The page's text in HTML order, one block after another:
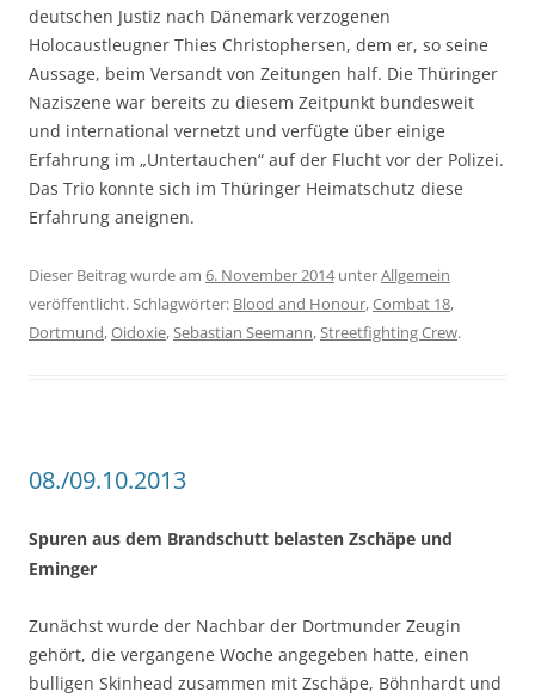
deutschen Justiz nach Dänemark verzogenen
Holocaustleugner Thies Christophersen, dem er, so seine
Aussage, beim Versandt von Zeitungen half. Die Thüringer
Naziszene war bereits zu diesem Zeitpunkt bundesweit
und international vernetzt und verfügte über einige
Erfahrung im „Untertauchen“ auf der Flucht vor der Polizei.
Das Trio konnte sich im Thüringer Heimatschutz diese
Erfahrung aneignen.
Dieser Beitrag wurde am 6. November 2014unterAllgemein
veröffentlicht. Schlagwörter: Blood and Honour,Combat 18,
Dortmund,Oidoxie,Sebastian Seemann,Streetfighting Crew.
08./09.10.2013
Spuren aus dem Brandschutt belasten Zschäpe und
Eminger
Zunächst wurde der Nachbar der Dortmunder Zeugin
gehört, die vergangene Woche angegeben hatte, einen
bulligen Skinhead zusammen mit Zschäpe, Böhnhardt und